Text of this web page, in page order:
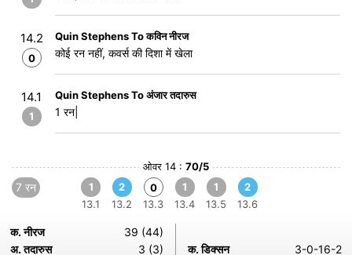
14.2
0
Quin Stephens To कविन नीरज
कोई रन नहीं, कवर्स की दिशा में खेला
14.1
1
Quin Stephens To अंजार तदारुस
1 रन|
ओवर 14 : 70/5
7 रन
1
13.1
2
13.2
0
13.3
1
13.4
1
13.5
2
13.6
क. नीरज
39 (44)
अ. तदारुस
3 (3) क. डिक्सन 3-0-16-2